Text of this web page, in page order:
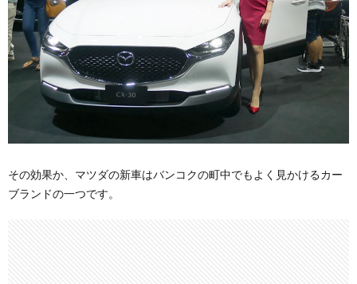
その効果か、マツダの新車はバンコクの町中でもよく見かけるカー
ブランドの一つです。